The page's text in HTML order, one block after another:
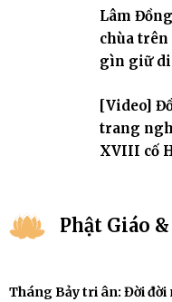
Lâm
chùa trên
gìn giữ di
[Video]
trang
XVIII cố
Phật Giáo
Tháng Bảy tri ân: Đời đời